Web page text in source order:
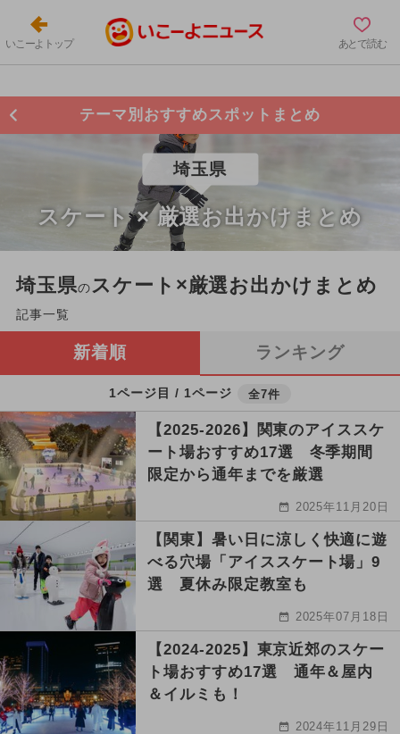
いこーよトップ あとで読む
テーマ別おすすめスポットまとめ
埼玉県
スケート × 厳選お出かけまとめ
埼玉県のスケート×厳選お出かけまとめ
記事一覧
新着順 ランキング
1ページ目 / 1ページ 全7件
【2025-2026】関東のアイススケ
ート場おすすめ17選 冬季期間
限定から通年までを厳選
2025年11月20日
【関東】暑い日に涼しく快適に遊
べる穴場「アイススケート場」9
選 夏休み限定教室も
2025年07月18日
【2024-2025】東京近郊のスケー
ト場おすすめ17選 通年＆屋内
＆イルミも！
2024年11月29日